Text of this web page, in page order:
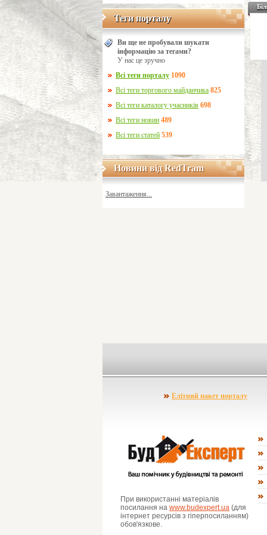
Теги порталу
Теги порталу
Ви ще не пробували шукати
інформацію за тегами?
У нас це зручно
Всі теги порталу 1090
Всі теги торгового майданчика 825
Всі теги каталогу учасників 698
Всі теги новин 489
Всі теги статей 539
Новини від RedTram
Новини від RedTram
Завантаження...
Елітний пакет порталу
При використанні матеріалів
посилання на www.budexpert.ua (для
інтернет ресурсів з гіперпосиланням)
обов'язкове.